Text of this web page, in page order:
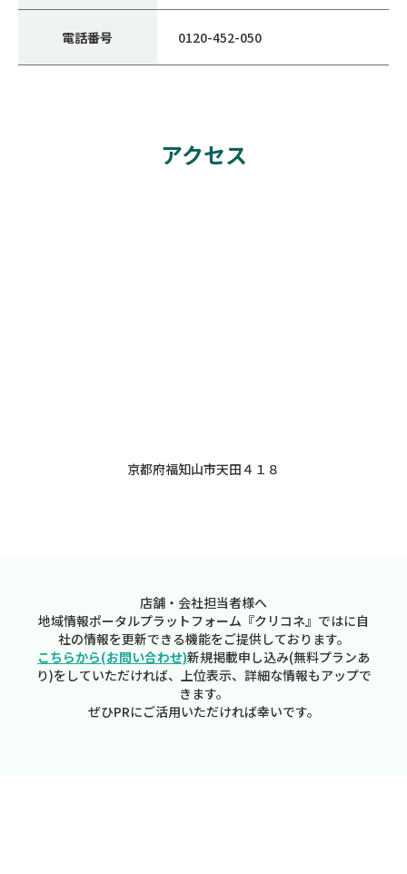
電話番号 0120-452-050
アクセス
京都府福知山市天田４１８
店舗・会社担当者様へ
地域情報ポータルプラットフォーム『クリコネ』ではに自
社の情報を更新できる機能をご提供しております。
こちらから(お問い合わせ)新規掲載申し込み(無料プランあ
り)をしていただければ、上位表示、詳細な情報もアップで
きます。
ぜひPRにご活用いただければ幸いです。